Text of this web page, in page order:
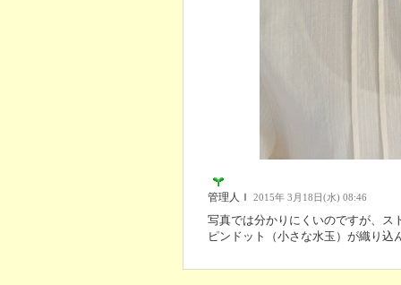
管理人Ｉ 2015年 3月18日(水) 08:46
写真では分かりにくいのですが、ス
ピンドット（小さな水玉）が織り込